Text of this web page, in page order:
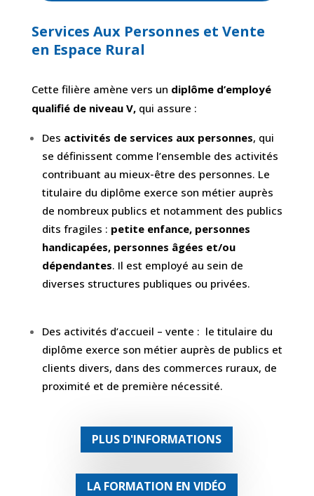
Services Aux Personnes et Vente
en Espace Rural
Cette filière amène vers un diplôme d’employé
qualifié de niveau V,qui assure :
Des activités de services aux personnes, qui
se définissent comme l’ensemble des activités
contribuant au mieux-être des personnes. Le
titulaire du diplôme exerce son métier auprès
de nombreux publics et notamment des publics
dits fragiles : petite enfance, personnes
handicapées, personnes âgées et/ou
dépendantes. Il est employé au sein de
diverses structures publiques ou privées.
Des activités d’accueil – vente : le titulaire du
diplôme exerce son métier auprès de publics et
clients divers, dans des commerces ruraux, de
proximité et de première nécessité.
PLUS D'INFORMATIONS
LA FORMATION EN VIDÉO